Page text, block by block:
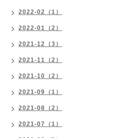
2022-02（1）
2022-01（2）
2021-12（3）
2021-11（2）
2021-10（2）
2021-09（1）
2021-08（2）
2021-07（1）